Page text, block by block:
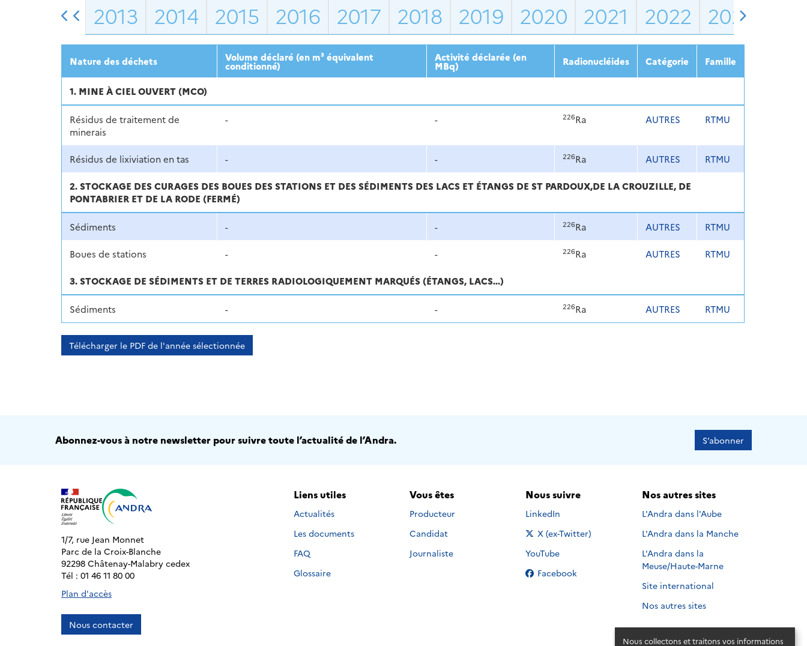
Nous collectons et traitons vos informations
2013 2014 2015 2016 2017 2018 2019 2020 2021 2022 2023
Nature des déchets Volume déclaré (en m³ équivalent
conditionné)
Activité déclarée (en
MBq) Radionucléides Catégorie Famille
1. MINE À CIEL OUVERT (MCO)
Résidus de traitement de
minerais
- - 226Ra AUTRES RTMU
Résidus de lixiviation en tas - - 226Ra AUTRES RTMU
2. STOCKAGE DES CURAGES DES BOUES DES STATIONS ET DES SÉDIMENTS DES LACS ET ÉTANGS DE ST PARDOUX,DE LA CROUZILLE, DE
PONTABRIER ET DE LA RODE (FERMÉ)
Sédiments - - 226Ra AUTRES RTMU
Boues de stations - - 226Ra AUTRES RTMU
3. STOCKAGE DE SÉDIMENTS ET DE TERRES RADIOLOGIQUEMENT MARQUÉS (ÉTANGS, LACS...)
Sédiments - - 226Ra AUTRES RTMU
Télécharger le PDF de l'année sélectionnée
Abonnez-vous à notre newsletter pour suivre toute l’actualité de l’Andra. S’abonner
1/7, rue Jean Monnet
Parc de la Croix-Blanche
92298 Châtenay-Malabry cedex
Tél : 01 46 11 80 00
Plan d'accès
Nous contacter
Liens utiles
Actualités
Les documents
FAQ
Glossaire
Vous êtes
Producteur
Candidat
Journaliste
Nous suivre
Nous suivre sur
LinkedIn
Nous suivre sur
X (ex-Twitter)
Nous suivre sur
YouTube
Nous suivre sur
Facebook
Nos autres sites
L'Andra dans l'Aube
L'Andra dans la Manche
L'Andra dans la
Meuse/Haute-Marne
Site international
Nos autres sites